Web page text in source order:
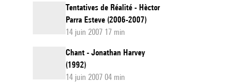
Tentatives de Réalité - Hèctor
Parra Esteve (2006-2007)
14 juin 2007 17 min
Chant - Jonathan Harvey
(1992)
14 juin 2007 04 min